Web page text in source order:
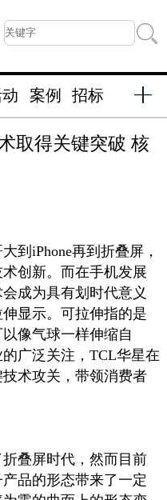
案例 招标
取得关键突破 核
到iPhone再到折叠屏，
创新。而在手机发展
成为具有划时代意义
显示。可拉伸指的是
像气球一样伸缩自
广泛关注，TCL华星在
术攻关，带领消费者
叠屏时代，然而目前
品的形态带来了一定